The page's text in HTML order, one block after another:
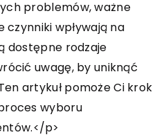
problemów, ważne
czynniki wpływają na
dostępne rodzaje
uwagę, by uniknąć
artykuł pomoże Ci krok
wyboru
p>